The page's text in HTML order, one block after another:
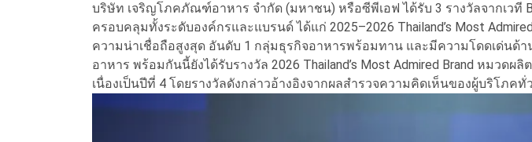
บริษัท เจริญโภคภัณฑ์อาหาร จำกัด (มหาชน) หรือซีพีเอฟ ได้รับ 3 รางวัลจากเวที
ครอบคลุมทั้งระดับองค์กรและแบรนด์ ได้แก่ 2025–2026 Thailand’s Most
ความน่าเชื่อถือสูงสุด อันดับ 1 กลุ่มธุรกิจอาหารพร้อมทาน และมีความโดดเด่นด้
อาหาร พร้อมกันนี้ยังได้รับรางวัล 2026 Thailand’s Most Admired Brand หมวด
เนื่องเป็นปีที่ 4 โดยรางวัลดังกล่าวอ้างอิงจากผลสำรวจความคิดเห็นของผู้บริโภคทั่